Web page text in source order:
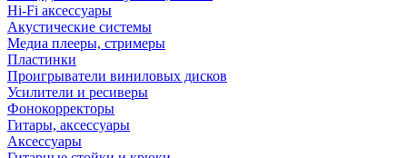
Hi-Fi аксессуары
Акустические системы
Медиа плееры, стримеры
Пластинки
Проигрыватели виниловых дисков
Усилители и ресиверы
Фонокорректоры
Гитары, аксессуары
Аксессуары